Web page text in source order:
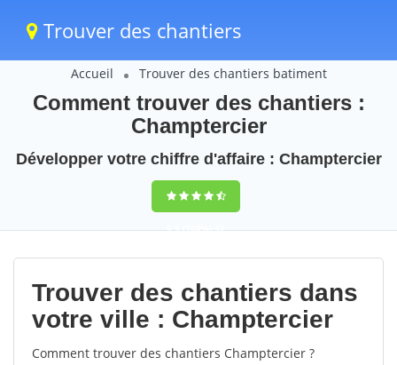
Trouver des chantiers
Accueil Trouver des chantiers batiment
Comment trouver des chantiers :
Champtercier
Développer votre chiffre d'affaire : Champtercier
9,5(100%)42
votes
Trouver des chantiers dans
votre ville : Champtercier
Comment trouver des chantiers Champtercier ?